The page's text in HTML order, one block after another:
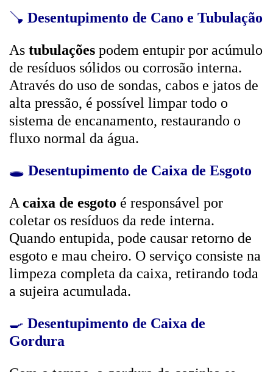
🪠 Desentupimento de Cano e Tubulação
As tubulações podem entupir por acúmulo
de resíduos sólidos ou corrosão interna.
Através do uso de sondas, cabos e jatos de
alta pressão, é possível limpar todo o
sistema de encanamento, restaurando o
fluxo normal da água.
🕳️ Desentupimento de Caixa de Esgoto
A caixa de esgoto é responsável por
coletar os resíduos da rede interna.
Quando entupida, pode causar retorno de
esgoto e mau cheiro. O serviço consiste na
limpeza completa da caixa, retirando toda
a sujeira acumulada.
🍳 Desentupimento de Caixa de
Gordura